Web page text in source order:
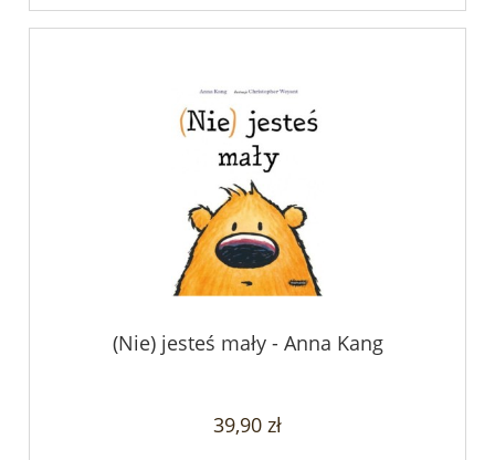
(Nie) jesteś mały - Anna Kang
39,90 zł